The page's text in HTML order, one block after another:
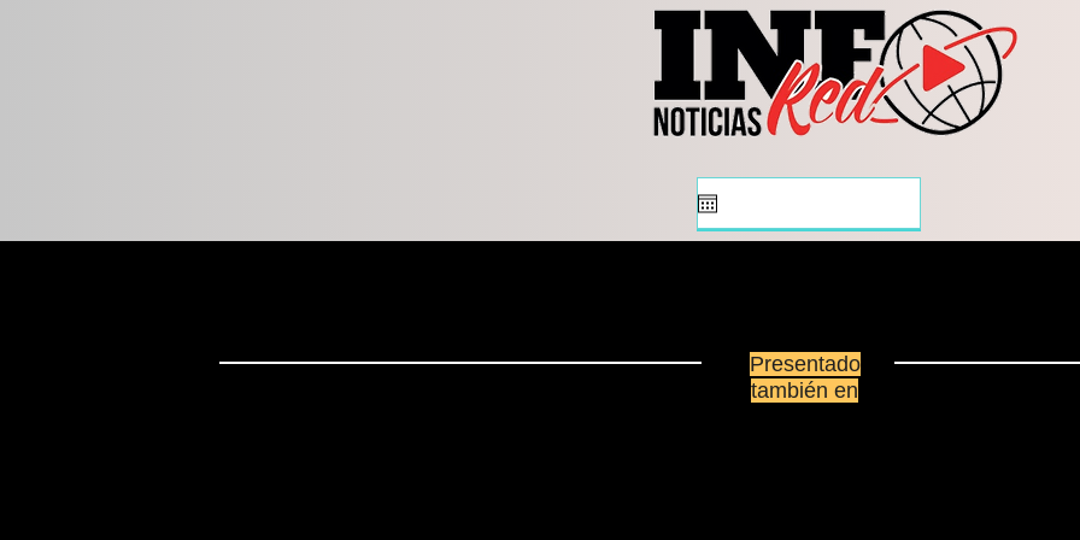
Presentado
también en